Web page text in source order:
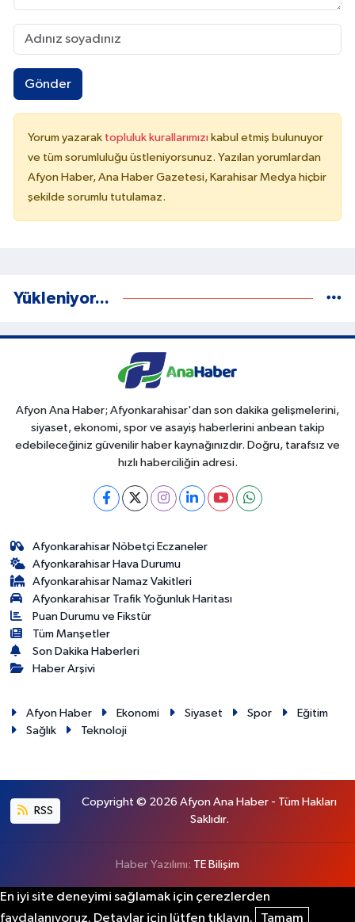
Gönder
Yorum yazarak topluluk kurallarımızı kabul etmiş bulunuyor
ve tüm sorumluluğu üstleniyorsunuz. Yazılan yorumlardan
Afyon Haber, Ana Haber Gazetesi, Karahisar Medya hiçbir
şekilde sorumlu tutulamaz.
Yükleniyor...
Afyon Ana Haber; Afyonkarahisar'dan son dakika gelişmelerini,
siyaset, ekonomi, spor ve asayiş haberlerini anbean takip
edebileceğiniz güvenilir haber kaynağınızdır. Doğru, tarafsız ve
hızlı haberciliğin adresi.
Afyonkarahisar Nöbetçi Eczaneler
Afyonkarahisar Hava Durumu
Afyonkarahisar Namaz Vakitleri
Afyonkarahisar Trafik Yoğunluk Haritası
Puan Durumu ve Fikstür
Tüm Manşetler
Son Dakika Haberleri
Haber Arşivi
Afyon Haber Ekonomi Siyaset Spor
Eğitim
Sağlık
Teknoloji
RSS
Copyright © 2026 Afyon Ana Haber - Tüm Hakları
Saklıdır.
Haber Yazılımı: TE Bilişim
En iyi site deneyimi sağlamak için çerezlerden
faydalanıyoruz. Detaylar için lütfen tıklayın.
Tamam